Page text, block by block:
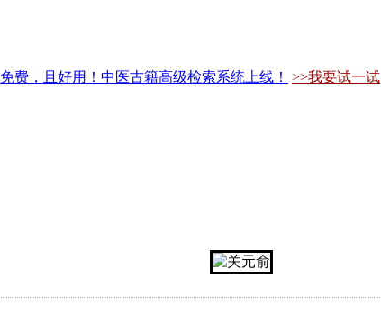
免费，且好用！中医古籍高级检索系统上线！
>>我要试一试